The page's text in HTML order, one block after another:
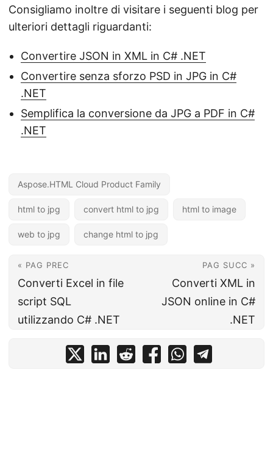
Consigliamo inoltre di visitare i seguenti blog per
ulteriori dettagli riguardanti:
Convertire JSON in XML in C# .NET
Convertire senza sforzo PSD in JPG in C#
.NET
Semplifica la conversione da JPG a PDF in C#
.NET
Aspose.HTML Cloud Product Family
html to jpg convert html to jpg html to image
web to jpg change html to jpg
« PAG PREC
Converti Excel in file
script SQL
utilizzando C# .NET
PAG SUCC »
Converti XML in
JSON online in C#
.NET